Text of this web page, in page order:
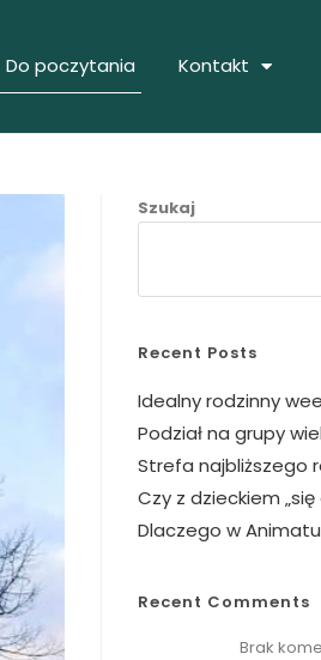
Do poczytania Kontakt
Szukaj
Recent Posts
Idealny rodzinny
Podział na grupy
Strefa najbliższego
Czy z dzieckiem „się
Dlaczego w
Recent Comments
Brak